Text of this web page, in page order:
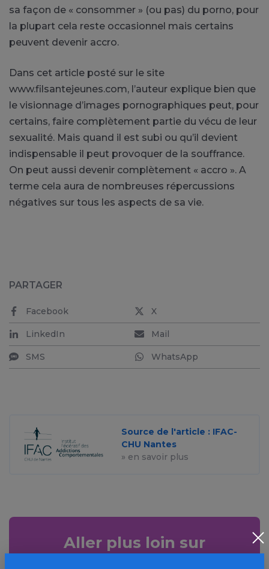
sa façon de « consommer » (ou pas) du porno, pour
la plupart cela reste occasionnel mais certains
peuvent devenir accro.
Dans cet article posté sur le site
www.filsantejeunes.com, l’auteur explique bien que
le visionnage d’images pornographiques peut, pour
certains, faire complètement partie du vécu de leur
sexualité. Mais quand il est subi ou qu’il devient
indispensable il peut provoquer de la souffrance.
On peut aussi devenir complètement « accro ». A
terme cela aura de nombreuses répercussions
négatives sur tous les aspects de sa vie.
PARTAGER
Facebook X
LinkedIn Mail
SMS WhatsApp
Source de l'article : IFAC-
CHU Nantes
» en savoir plus
Aller plus loin sur